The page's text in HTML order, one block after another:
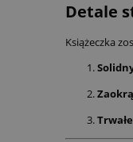
Detale
Książeczka